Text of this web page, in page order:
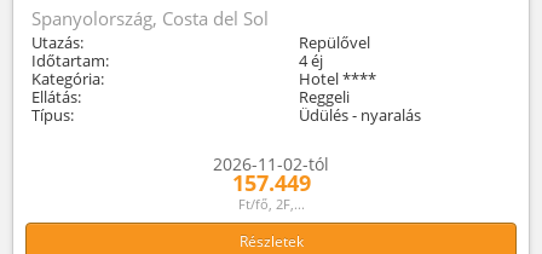
Spanyolország, Costa del Sol
Utazás:
Repülővel
Időtartam:
4 éj
Kategória:
Hotel ****
Ellátás:
Reggeli
Típus:
Üdülés - nyaralás
2026-11-02-tól
157.449
Ft/fő, 2F,...
Részletek